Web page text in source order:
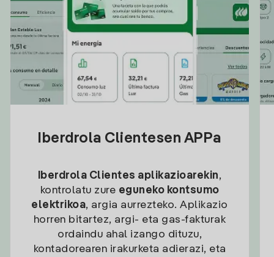
Iberdrola Clientesen APPa
Iberdrola Clientes aplikazioarekin,
kontrolatu zure eguneko kontsumo
elektrikoa, argia aurrezteko. Aplikazio
horren bitartez, argi- eta gas-fakturak
ordaindu ahal izango dituzu,
kontadorearen irakurketa adierazi, eta